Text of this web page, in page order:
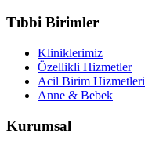
Tıbbi Birimler
Kliniklerimiz
Özellikli Hizmetler
Acil Birim Hizmetleri
Anne & Bebek
Kurumsal